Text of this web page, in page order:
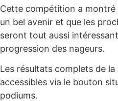
Cette compétition a montré
un bel avenir et que les
seront tout aussi
progression des nageurs.
Les résultats complets de
accessibles via le bouton
podiums.